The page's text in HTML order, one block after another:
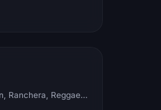
Electronic, Rock, Pop, 90s, 00s, 80s, Mexican, Ranchera, Reggaeton, Instrumental, Salsa, Merengue, Tropical, Romantic, Vallenato, Llanera